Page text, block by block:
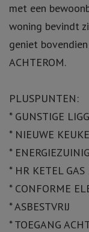
met een
woning bevindt
geniet bovendien
ACHTEROM.
PLUSPUNTEN:
* GUNSTIGE
* NIEUWE
*
* HR KETEL
* CONFORME
* ASBESTVRIJ
* TOEGANG